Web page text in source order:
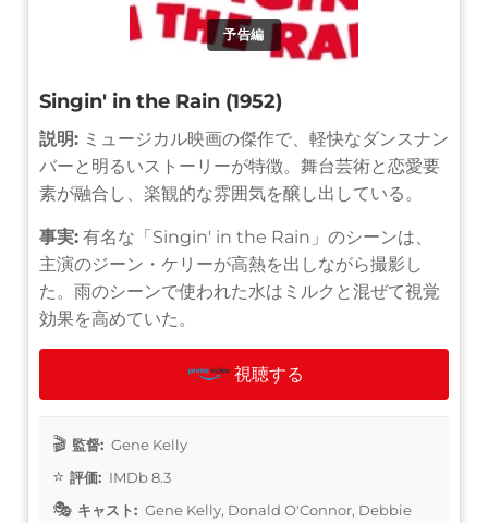
予告編
Singin' in the Rain (1952)
説明: ミュージカル映画の傑作で、軽快なダンスナン
バーと明るいストーリーが特徴。舞台芸術と恋愛要
素が融合し、楽観的な雰囲気を醸し出している。
事実: 有名な「Singin' in the Rain」のシーンは、
主演のジーン・ケリーが高熱を出しながら撮影し
た。雨のシーンで使われた水はミルクと混ぜて視覚
効果を高めていた。
視聴する
監督: Gene Kelly
評価: IMDb 8.3
キャスト: Gene Kelly, Donald O'Connor, Debbie